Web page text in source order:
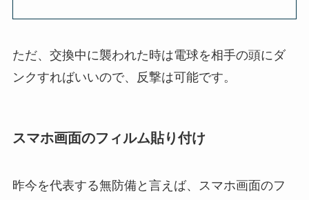
ただ、交換中に襲われた時は電球を相手の頭にダ
ンクすればいいので、反撃は可能です。
スマホ画面のフィルム貼り付け
昨今を代表する無防備と言えば、スマホ画面のフ